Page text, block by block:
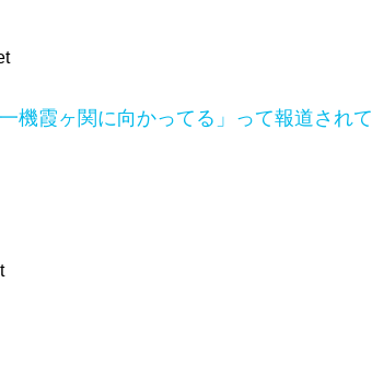
機霞ヶ関に向かってる」って報道されて